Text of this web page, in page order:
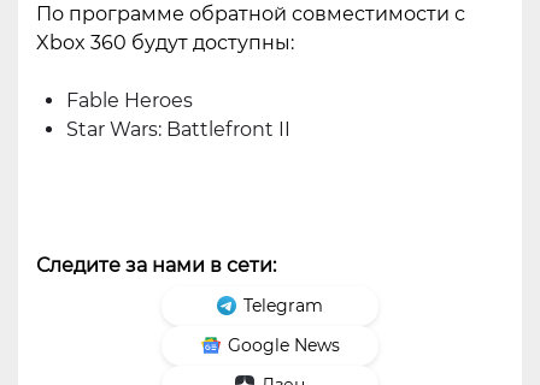
По программе обратной совместимости с
Xbox 360 будут доступны:
Fable Heroes
Star Wars: Battlefront II
Следите за нами в сети:
Telegram
Google News